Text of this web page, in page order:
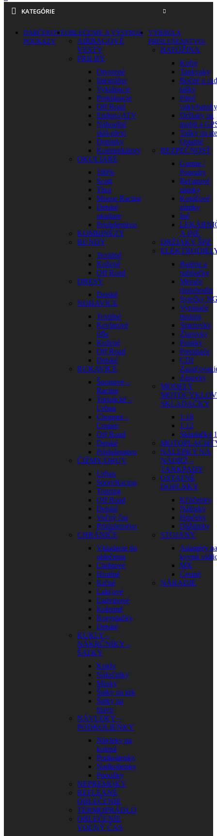
KATEGÓRIE
DARČEKOVÉ
POUKAZY
OBLEČENIE A VÝSTROJ
AIRBAGOVÉ
VESTY
PRILBY
Otvorené
Integrálne
Vyklápacie
Preklápacie
Off Road
Enduro/ATV
Náhradné
sklá-plexi
Doplnky
Komunikátory
OKULIARE
100%
Scott
Thor
Moose Racing
Detské
okuliare
Príslušenstvo
KOMBINÉZY
BUNDY
Textilné
Kožené
Off Road
DRESY
Detské
NOHAVICE
Textilné
Kevlarové
rifle
Kožené
Off Road
Detské
RUKAVICE
Športové –
Racing
Turistické –
Urban
Chopper –
Cruiser
Off Road
Detské
Príslušenstvo
ČIŽMY/OBUV
Urban
Sport/Racing
Touring
Off Road
Detské
Voľný čas
Príslušenstvo
CHRÁNIČE
Vkladacie do
oblečenia
Chrbtové
Hrudné
Krčné
Lakťové
Ľadvinové
Kolenné
Korytnačky
Detské
KUKLY –
NÁKRČNÍKY –
ŠATKY
Kukly
Nákrčníky
Masky
Šatky na krk
Šatky na
hlavu
NÁVLEKY –
PODKOLIENKY
Návleky na
kolená
Podkolienky
Nadkolienky
Ponožky
NEPREMOKY
REFLEXNÉ
OBLEČENIE
TERMOPRÁDLO
OBLEČENIE
VOĽNÝ ČAS
VÝBAVA A
PRÍSLUŠENSTVO
BATOŽINA
Kufre
Tankvaky
Bočné a
tašky
Pitné
vaky/batohy
Držiaky na
mobil a
Tašky na
Ostatné
BEZPEČNOSŤ
Gurtne /
Popruhy
Reťazové
zámky
Kotúčové
zámky
Iné
A INÉ
DRŽIAKY ŠPZ
Batérie a
nabíjačky
Merače
motohodín
Sviečky
Vypínače
motora
Smerovky
Žiarovky
Poistky
Prepínače
CDI
Zásuvky
MODELY
SKLADAČKY
1:18
1:12
Skladačky
NÁLEPKY NA
NÁDRŽ –
TANKPADY
OSTATNÉ
DOPLNKY
Kľúčenky
Nálepky
Hrnčeky
Dáždniky
STOJANY
Adaptéry na
kyvnú
MX
Cestné
NÁRADIE